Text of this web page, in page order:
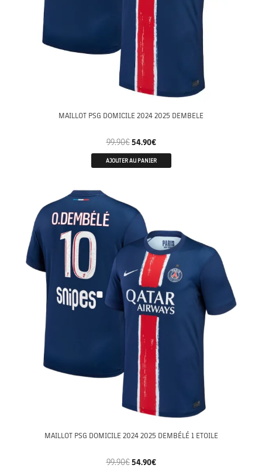
MAILLOT PSG DOMICILE 2024 2025 DEMBELE
99.90€ 54.90€
AJOUTER AU PANIER
MAILLOT PSG DOMICILE 2024 2025 DEMBÉLÉ 1 ETOILE
99.90€ 54.90€